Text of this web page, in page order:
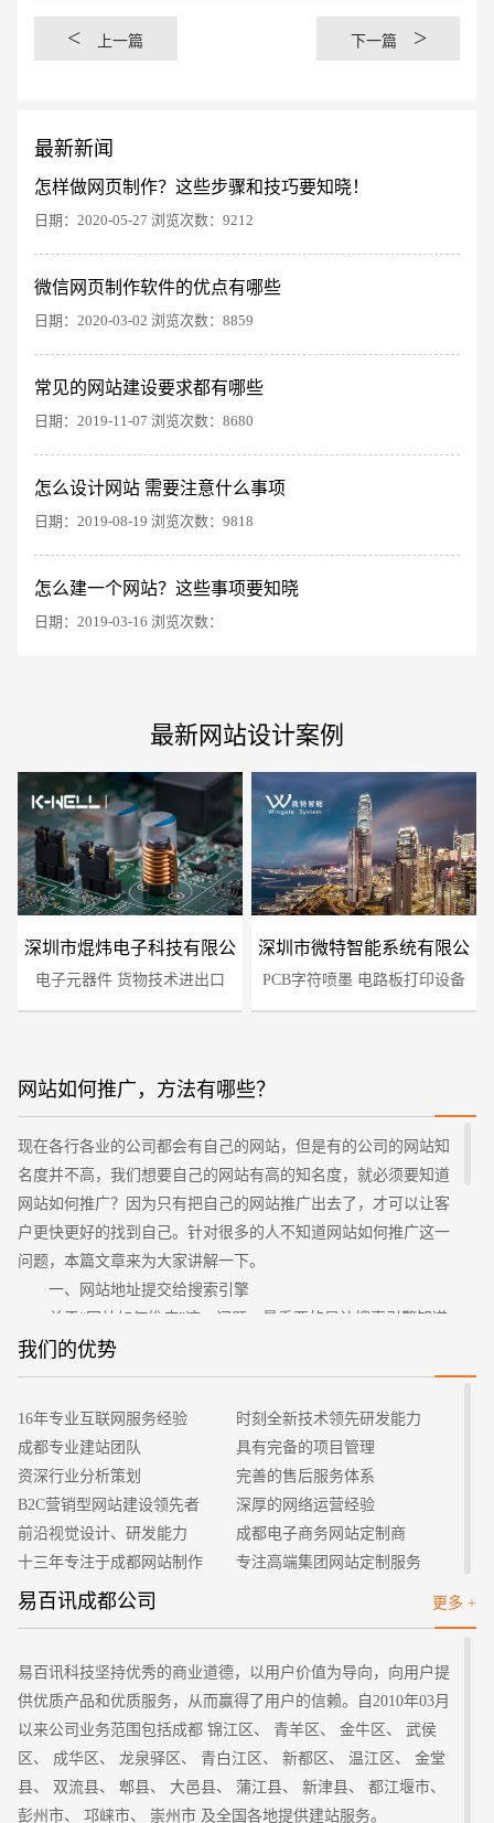
< 上一篇 下一篇 >
最新新闻
怎样做网页制作？这些步骤和技巧要知晓！
日期：2020-05-27 浏览次数：9212
微信网页制作软件的优点有哪些
日期：2020-03-02 浏览次数：8859
常见的网站建设要求都有哪些
日期：2019-11-07 浏览次数：8680
怎么设计网站 需要注意什么事项
日期：2019-08-19 浏览次数：9818
怎么建一个网站？这些事项要知晓
日期：2019-03-16 浏览次数：
最新网站设计案例
深圳市焜炜电子科技有限公
司
电子元器件 货物技术进出口
深圳市微特智能系统有限公
司
PCB字符喷墨 电路板打印设备
网站如何推广，方法有哪些？
现在各行各业的公司都会有自己的网站，但是有的公司的网站知
名度并不高，我们想要自己的网站有高的知名度，就必须要知道
网站如何推广？因为只有把自己的网站推广出去了，才可以让客
户更快更好的找到自己。针对很多的人不知道网站如何推广这一
问题，本篇文章来为大家讲解一下。
一、网站地址提交给搜索引擎
关于“网站如何推广”这一问题，最重要的是让搜索引擎知道
你的网站。在推广网站的时候，要让百度、谷歌等常用的搜索引
擎知道并且收录你的网站。我们如何主动的把自己的网站地址提
方法。免费的推广方法也是比较多的，比如在百度贴吧、互动百
科、赶集网、58同城等上面发布自己网站的信息，并留下网站的
链接。还可以在一些大型的论坛和博客站点发布文章或者留言，
注明自己的地址，这样做了以后也会有利于百度等搜索引擎收录
自己的网站。不过这种方法对于新站的收录效果更好，想要网站
有更好的知名度还需要优化更多的细节问题。
三、付费推广方法
如果企业在网站推广时有较多的预算费用，那么在考虑网站
我们的优势
16年专业互联网服务经验
成都专业建站团队
资深行业分析策划
B2C营销型网站建设领先者
前沿视觉设计、研发能力
十三年专注于成都网站制作
客户的满意是我们唯一的宗旨
时刻全新技术领先研发能力
具有完备的项目管理
完善的售后服务体系
深厚的网络运营经验
成都电子商务网站定制商
专注高端集团网站定制服务
更多 +
易百讯成都公司
易百讯科技坚持优秀的商业道德，以用户价值为导向，向用户提
供优质产品和优质服务，从而赢得了用户的信赖。自2010年03月
以来公司业务范围包括成都 锦江区、 青羊区、 金牛区、 武侯
区、 成华区、 龙泉驿区、 青白江区、 新都区、 温江区、 金堂
县、 双流县、 郫县、 大邑县、 蒲江县、 新津县、 都江堰市、
彭州市、 邛崃市、 崇州市 及全国各地提供建站服务。
电商及系统平台开发
您的预算 1万-3万 3万-5万 5万-8万